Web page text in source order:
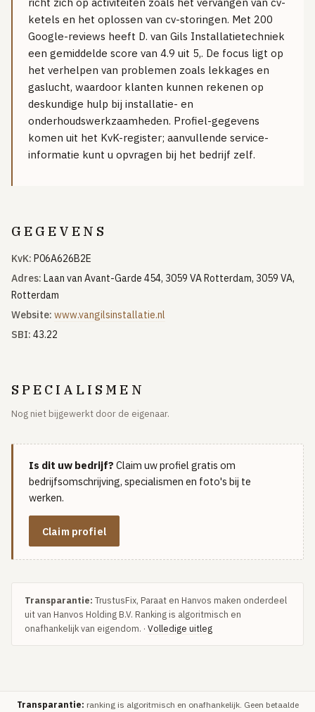
Volledig overzicht — alle 23 klussen & prijsranges →
23 klussen · publieke ranking
Tools
GRATIS TOOLS
Eerlijke-prijs-checker
Word vakman
Inloggen
ketels en het oplossen van cv-storingen. Met 200
Google-reviews heeft D. van Gils Installatietechniek
een gemiddelde score van 4.9 uit 5,. De focus ligt op
het verhelpen van problemen zoals lekkages en
gaslucht, waardoor klanten kunnen rekenen op
deskundige hulp bij installatie- en
onderhoudswerkzaamheden. Profiel-gegevens
komen uit het KvK-register; aanvullende service-
informatie kunt u opvragen bij het bedrijf zelf.
GEGEVENS
KvK: P06A626B2E
Adres: Laan van Avant-Garde 454, 3059 VA Rotterdam, 3059 VA,
Rotterdam
Website: www.vangilsinstallatie.nl
SBI: 43.22
SPECIALISMEN
Nog niet bijgewerkt door de eigenaar.
Is dit uw bedrijf? Claim uw profiel gratis om
bedrijfsomschrijving, specialismen en foto's bij te
werken.
Claim profiel
Transparantie: TrustusFix, Paraat en Hanvos maken onderdeel
uit van Hanvos Holding B.V. Ranking is algoritmisch en
onafhankelijk van eigendom. · Volledige uitleg
Transparantie: ranking is algoritmisch en onafhankelijk. Geen betaalde